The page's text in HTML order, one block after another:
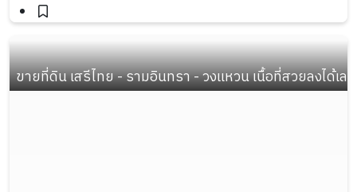
ขายที่ดิน เสรีไทย - รามอินทรา - วงแหวน เนื้อที่สวยลงได้